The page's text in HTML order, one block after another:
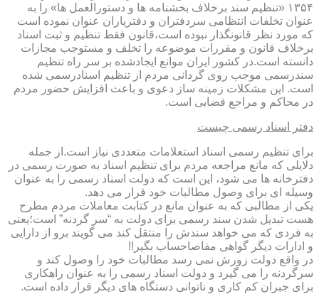
۱۳۵۴ «تنظیم سند برخلاف بخشنامه ها و دستورالعمل ها» را به
عنوان تخلفات انتظامی سردفتران و دفتریاران عنوان نموده است
که مورد نظر قانونگذار نبوده است،قانون فقط تنظیم و ثبت اسناد
برخلاف قانون و مقررات موضوعه را تخلف و مستوجب مجازات
دانسته است.در کشور ایران موانع ایجادشده بر سر راه تنظیم
سندرسمی موجب روی گردانی مردم از تنظیم اسنادرسمی شده
است. این مشکلات زمینه ساز دعوی و باعث افزایش حضور مردم
در محاکم و مراجع قضایی است.
دفتر اسناد رسمی چیست
برای تنظیم رسمی اسناد استعلامات متعددی نیاز است.از جمله
دلایلی که مانع مراجعه مردم برای تنظیم اسناد به صورت رسمی در
دفترخانه ها می شود، این است که دولت اسناد رسمی را به عنوان
وسیله ای برای وصول مطالبات خود قرار می دهد.
یکی از مطالبی که به عنوان مانع در کتابت معاملات مردم مطرح
هست تبدیل شدن سند رسمی برای دولت به “سر گردنه” است؛یعنی
به فردی که می خواهد سندش را منتقل کند می گویند برو از دارایی
و ادارات دیگر گواهی مفاصاحساب بگیر!!
در واقع دولت زورش نمی رسد مطالبات خود را وصول کند و
سرگردنه را می گیرد و دولت اسناد رسمی را به عنوان راهکاری
برای جبران کم کاری و ناتوانی دستگاه های دیگر قرار داده است.